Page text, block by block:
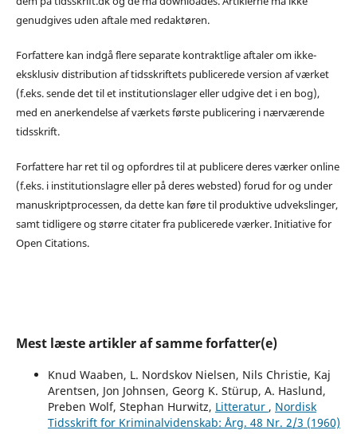
genudgives uden aftale med redaktøren.
Forfattere kan indgå flere separate kontraktlige aftaler om ikke-
eksklusiv distribution af tidsskriftets publicerede version af værket
(f.eks. sende det til et institutionslager eller udgive det i en bog),
med en anerkendelse af værkets første publicering i nærværende
tidsskrift.
Forfattere har ret til og opfordres til at publicere deres værker online
(f.eks. i institutionslagre eller på deres websted) forud for og under
manuskriptprocessen, da dette kan føre til produktive udvekslinger,
samt tidligere og større citater fra publicerede værker. Initiative for
Open Citations.
Mest læste artikler af samme forfatter(e)
Knud Waaben, L. Nordskov Nielsen, Nils Christie, Kaj
Arentsen, Jon Johnsen, Georg K. Stürup, A. Haslund,
Preben Wolf, Stephan Hurwitz, Litteratur , Nordisk
Tidsskrift for Kriminalvidenskab: Årg. 48 Nr. 2/3 (1960)